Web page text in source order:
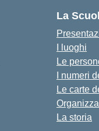
La
I luoghi
Le
I numeri
Le carte
La storia